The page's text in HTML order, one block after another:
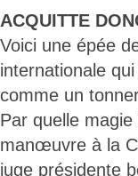
ACQUITTE
Voici une épée
internationale
comme un
Par quelle
manœuvre à la
juge présidente